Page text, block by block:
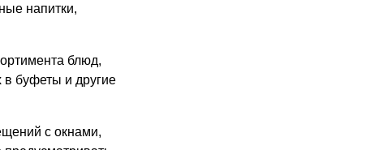
напитки,
блюд,
в буфеты и другие
с окнами,